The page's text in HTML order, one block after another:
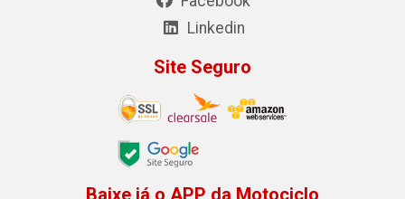
Linkedin
Site Seguro
Baixe já o APP da Motociclo